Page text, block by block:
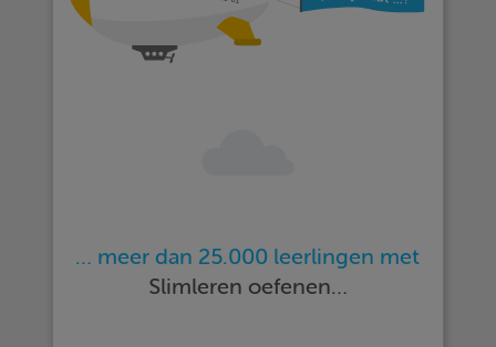
… meer dan 25.000 leerlingen met
Slimleren oefenen…